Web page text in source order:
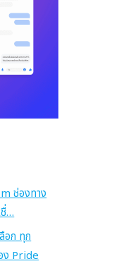
ช่องทาง
ชื่…
อก ทุก
ง Pride